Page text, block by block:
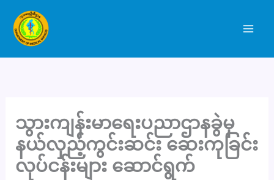
content
သွားကျန်းမာရေးပညာဌာနခွဲမှ
နယ်လှည့်ကွင်းဆင်း ဆေးကုခြင်း
လုပ်ငန်းများ ဆောင်ရွက်